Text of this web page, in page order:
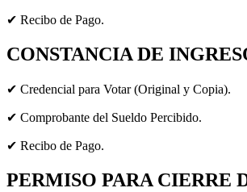
✔ Recibo de Pago.
CONSTANCIA DE
✔ Credencial para Votar (Original y Copia).
✔ Comprobante del Sueldo Percibido.
✔ Recibo de Pago.
PERMISO PARA CIERRE